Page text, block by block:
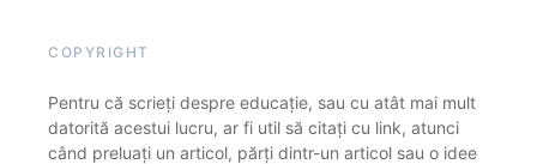
COPYRIGHT
Pentru că scrieți despre educație, sau cu atât mai mult
datorită acestui lucru, ar fi util să citați cu link, atunci
când preluați un articol, părți dintr-un articol sau o idee